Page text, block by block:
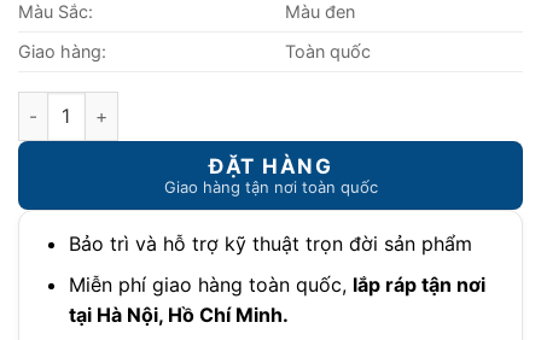
Màu Sắc:
Màu đen
Giao hàng:
Toàn quốc
Ghế giám đốc B-801L có kê chân số lượng
Bảo trì và hỗ trợ kỹ thuật trọn đời sản phẩm
Miễn phí giao hàng toàn quốc, lắp ráp tận nơi
tại Hà Nội, Hồ Chí Minh.